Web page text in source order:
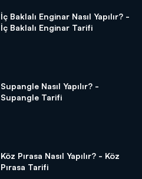
İç Baklalı Enginar Nasıl Yapılır? -
İç Baklalı Enginar Tarifi
Supangle Nasıl Yapılır? -
Supangle Tarifi
Köz Pırasa Nasıl Yapılır? - Köz
Pırasa Tarifi